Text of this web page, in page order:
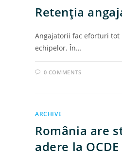
Retenţia
Angajatorii fac eforturi
echipelor. Ȋn…
0 COMMENTS
ARCHIVE
România are
adere la OCDE